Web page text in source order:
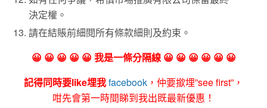
決定權。
請在結賬前細閱所有條款細則及約束。
😀 😀 😀 😀 😀 我是一條分隔線 😀 😀 😀 😀 😀 😀
記得同時要like埋我facebook ，仲要撳埋”see first”，
咁先會第一時間睇到我出既最新優惠！